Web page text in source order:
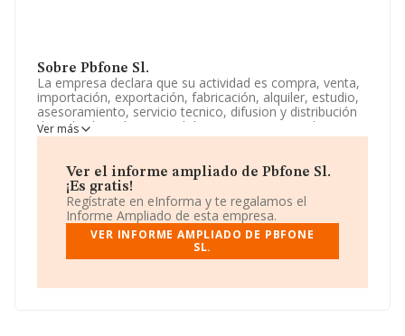
Sobre Pbfone Sl.
La empresa declara que su actividad es compra, venta,
importación, exportación, fabricación, alquiler, estudio,
asesoramiento, servicio tecnico, difusion y distribución
de toda clase de material de comunicaciones electrico y
electronico para la informática y la telefonia. La
Sociedad Limitada. La actividad de referencia CNAE
corresponde a 'Comercio al por mayor de aparatos
electrodomésticos', cuyo Código es 4643. La sociedad
no tiene actividad en mercados exteriores.
Teniendo en cuenta la información a disposición de
INFORMA, ha contado con un número de empleados
Ver más
Ver el informe ampliado de Pbfone Sl.
¡Es gratis!
Regístrate en eInforma y te regalamos el
Informe Ampliado de esta empresa.
VER INFORME AMPLIADO DE PBFONE
SL.